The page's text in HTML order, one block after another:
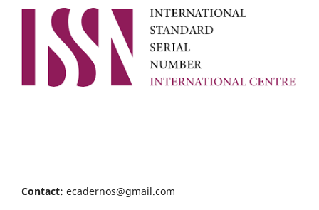
Contact: ecadernos@gmail.com